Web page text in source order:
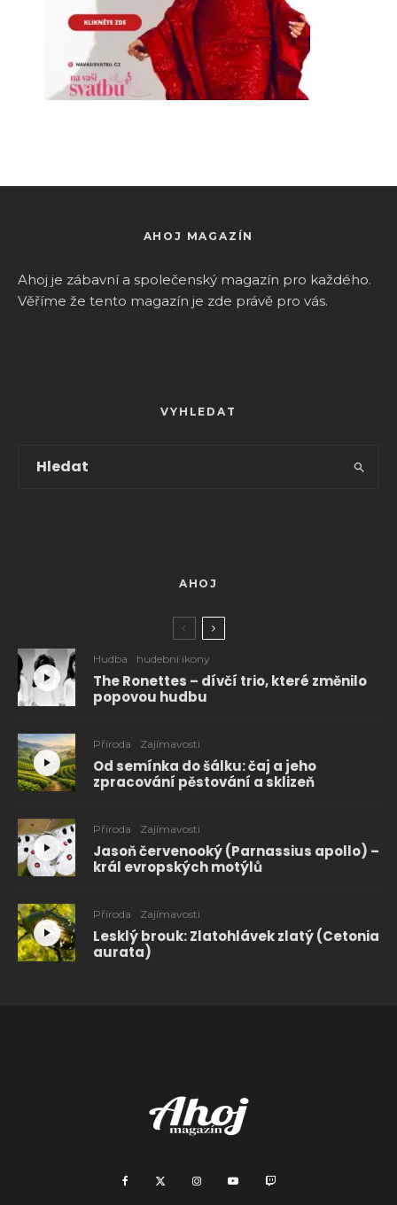
AHOJ MAGAZÍN
Ahoj je zábavní a společenský magazín pro každého.
Věříme že tento magazín je zde právě pro vás.
VYHLEDAT
AHOJ
Hudba hudební ikony
The Ronettes – dívčí trio, které změnilo
popovou hudbu
Příroda Zajímavosti
Od semínka do šálku: čaj a jeho
zpracování pěstování a sklizeň
Příroda Zajímavosti
Jasoň červenooký (Parnassius apollo) –
král evropských motýlů
Příroda Zajímavosti
Lesklý brouk: Zlatohlávek zlatý (Cetonia
aurata)